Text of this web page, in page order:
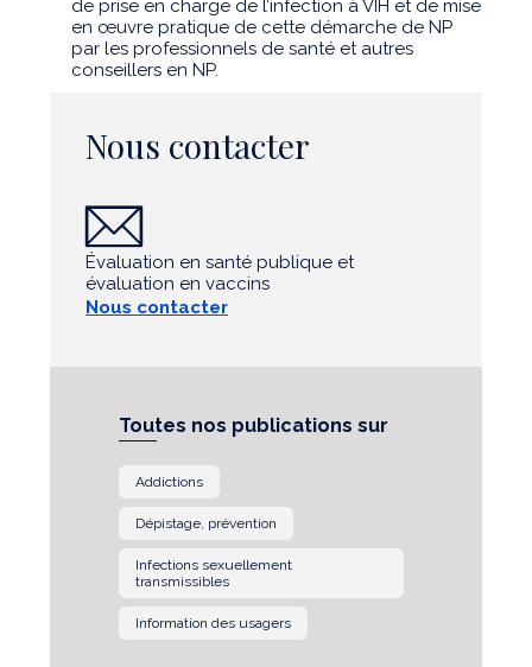
de prise en charge de l’infection à VIH et de mise
en œuvre pratique de cette démarche de NP
par les professionnels de santé et autres
conseillers en NP.
Nous contacter
Évaluation en santé publique et
évaluation en vaccins
Nous contacter
Toutes nos publications sur
Addictions
Dépistage, prévention
Infections sexuellement
transmissibles
Information des usagers